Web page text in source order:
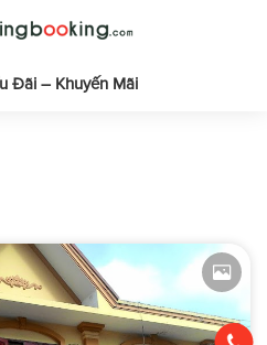
Đãi – Khuyến Mãi